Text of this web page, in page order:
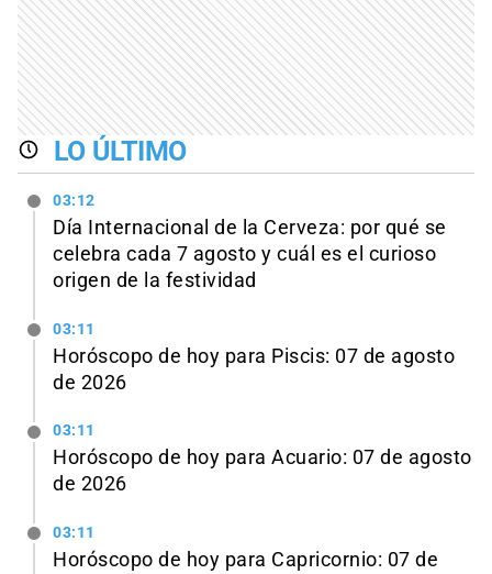
LO ÚLTIMO
03:12
Día Internacional de la Cerveza: por qué se
celebra cada 7 agosto y cuál es el curioso
origen de la festividad
03:11
Horóscopo de hoy para Piscis: 07 de agosto
de 2026
03:11
Horóscopo de hoy para Acuario: 07 de agosto
de 2026
03:11
Horóscopo de hoy para Capricornio: 07 de